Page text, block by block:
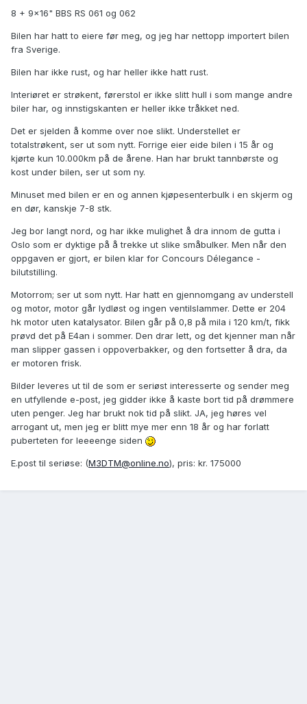
8 + 9x16" BBS RS 061 og 062
Bilen har hatt to eiere før meg, og jeg har nettopp importert bilen
fra Sverige.
Bilen har ikke rust, og har heller ikke hatt rust.
Interiøret er strøkent, førerstol er ikke slitt hull i som mange andre
biler har, og innstigskanten er heller ikke tråkket ned.
Det er sjelden å komme over noe slikt. Understellet er
totalstrøkent, ser ut som nytt. Forrige eier eide bilen i 15 år og
kjørte kun 10.000km på de årene. Han har brukt tannbørste og
kost under bilen, ser ut som ny.
Minuset med bilen er en og annen kjøpesenterbulk i en skjerm og
en dør, kanskje 7-8 stk.
Jeg bor langt nord, og har ikke mulighet å dra innom de gutta i
Oslo som er dyktige på å trekke ut slike småbulker. Men når den
oppgaven er gjort, er bilen klar for Concours Délegance -
bilutstilling.
Motorrom; ser ut som nytt. Har hatt en gjennomgang av understell
og motor, motor går lydløst og ingen ventilslammer. Dette er 204
hk motor uten katalysator. Bilen går på 0,8 på mila i 120 km/t, fikk
prøvd det på E4an i sommer. Den drar lett, og det kjenner man når
man slipper gassen i oppoverbakker, og den fortsetter å dra, da
er motoren frisk.
Bilder leveres ut til de som er seriøst interesserte og sender meg
en utfyllende e-post, jeg gidder ikke å kaste bort tid på drømmere
uten penger. Jeg har brukt nok tid på slikt. JA, jeg høres vel
arrogant ut, men jeg er blitt mye mer enn 18 år og har forlatt
puberteten for leeeenge siden
E.post til seriøse: (M3DTM@online.no), pris: kr. 175000